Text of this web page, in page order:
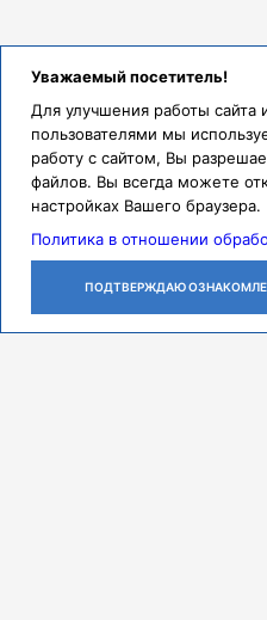
КАБИНЕТ
ЗАЯВКУ
Уважаемый посетитель!
Для улучшения работы сайта
пользователями мы
работу с сайтом, Вы
файлов. Вы всегда можете
настройках Вашего браузера.
Политика в отношении
ПОДТВЕРЖДАЮ